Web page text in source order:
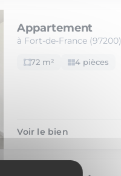
Appartement
à Fort-de-France (97200)
72 m² 4 pièces
Voir le bien